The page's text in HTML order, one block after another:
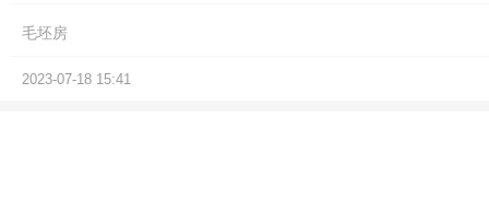
毛坯房
2023-07-18 15:41